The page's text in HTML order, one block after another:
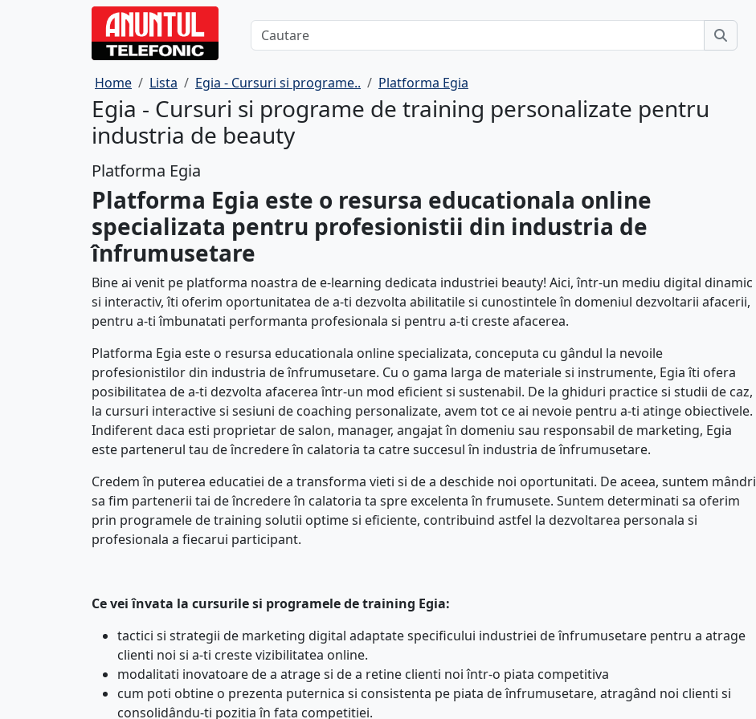
Home Lista Egia - Cursuri si programe.. Platforma Egia
Egia - Cursuri si programe de training personalizate pentru
industria de beauty
Platforma Egia
Platforma Egia este o resursa educationala online
specializata pentru profesionistii din industria de
înfrumusetare
Bine ai venit pe platforma noastra de e-learning dedicata industriei beauty! Aici, într-un mediu digital dinamic
si interactiv, îti oferim oportunitatea de a-ti dezvolta abilitatile si cunostintele în domeniul dezvoltarii afacerii,
pentru a-ti îmbunatati performanta profesionala si pentru a-ti creste afacerea.
Platforma Egia este o resursa educationala online specializata, conceputa cu gândul la nevoile
profesionistilor din industria de înfrumusetare. Cu o gama larga de materiale si instrumente, Egia îti ofera
posibilitatea de a-ti dezvolta afacerea într-un mod eficient si sustenabil. De la ghiduri practice si studii de caz,
la cursuri interactive si sesiuni de coaching personalizate, avem tot ce ai nevoie pentru a-ti atinge obiectivele.
Indiferent daca esti proprietar de salon, manager, angajat în domeniu sau responsabil de marketing, Egia
este partenerul tau de încredere în calatoria ta catre succesul în industria de înfrumusetare.
Credem în puterea educatiei de a transforma vieti si de a deschide noi oportunitati. De aceea, suntem mândri
sa fim partenerii tai de încredere în calatoria ta spre excelenta în frumusete. Suntem determinati sa oferim
prin programele de training solutii optime si eficiente, contribuind astfel la dezvoltarea personala si
profesionala a fiecarui participant.
Ce vei învata la cursurile si programele de training Egia:
tactici si strategii de marketing digital adaptate specificului industriei de înfrumusetare pentru a atrage
clienti noi si a-ti creste vizibilitatea online.
modalitati inovatoare de a atrage si de a retine clienti noi într-o piata competitiva
cum poti obtine o prezenta puternica si consistenta pe piata de înfrumusetare, atragând noi clienti si
consolidându-ti pozitia în fata competitiei.